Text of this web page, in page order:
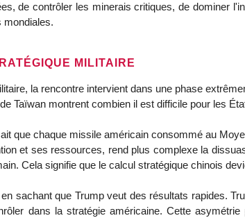
de contrôler les minerais critiques, de dominer
mondiales.
MILITAIRE
la rencontre intervient dans une phase
Taïwan montrent combien il est difficile pour les
que chaque missile américain consommé au
et ses ressources, rend plus complexe la
Cela signifie que le calcul stratégique chinois
sachant que Trump veut des résultats rapides.
dans la stratégie américaine. Cette